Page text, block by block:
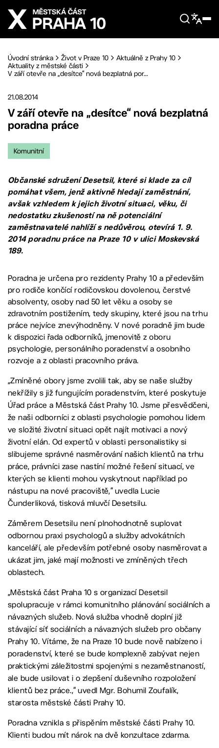
Přejít na hlavní obsah
Úvodní stránka Život v Praze 10
Aktuálně z Prahy 10
Aktuality z městské části
V září otevře na „desítce“ nová bezplatná por...
21.08.2014
V září otevře na „desítce“ nová bezplatná
poradna práce
Komunitní
Občanské sdružení Desetsil, které si klade za cíl
pomáhat všem, jenž aktivně hledají zaměstnání,
avšak vzhledem k jejich životní situaci, věku, či
nedostatku zkušeností na ně potenciální
zaměstnavatelé nahlíží s nedůvěrou, otevírá 1. 9.
2014 poradnu práce na Praze 10 v ulici Moskevská
189.
Poradna je určena pro rezidenty Prahy 10 a především
pro rodiče končící rodičovskou dovolenou, čerstvé
absolventy, osoby nad 50 let věku a osoby se
zdravotním postižením, tedy skupiny, které jsou na trhu
práce nejvíce znevýhodněny. V nové poradně jim bude
k dispozici řada odborníků, jmenovitě z oboru
psychologie, personálního poradenství a osobního
rozvoje a z oblasti pracovního práva.
„Zmíněné obory jsme zvolili tak, aby se naše služby
nekřížily s již fungujícím poradenstvím, které poskytuje
Úřad práce a Městská část Prahy 10. Jsme přesvědčeni,
že naši odborníci z oblasti psychologie pomohou lidem
ve složité životní situaci opět najít motivaci a nový
životní elán. Od expertů v oblasti personalistiky si
slibujeme správné nasměrování našich klientů na trhu
práce, právníci zase nastíní možné řešení situací, ve
kterých se klienti mohou vyskytnout například po
nástupu na nové pracoviště,“ uvedla Lucie
Čunderliková, tisková mluvčí Desetsilu.
Záměrem Desetsilu není plnohodnotně suplovat
odbornou praxi psychologů a služby advokátních
kanceláří, ale především potřebné osoby nasměrovat a
ukázat jim, jaké mají možnosti ve zmíněných třech
oblastech.
„Městská část Praha 10 s organizací Desetsil
spolupracuje v rámci komunitního plánování sociálních a
návazných služeb. Nová služba vhodně doplní již
stávající síť sociálních a návazných služeb pro občany
Prahy 10. Vítáme, že na Praze 10 bude nově nabízeno i
poradenství, které se bude komplexně zabývat nejen
praktickými záležitostmi spojenými s nezaměstnaností,
ale bude usilovat i o zlepšení duševního rozpoložení
klientů bez práce.,“ uvedl Mgr. Bohumil Zoufalík,
starosta městské části Prahy 10.
Poradna vznikla s přispěním městské části Prahy 10.
Klienti budou mít nárok na dvě konzultace zdarma.